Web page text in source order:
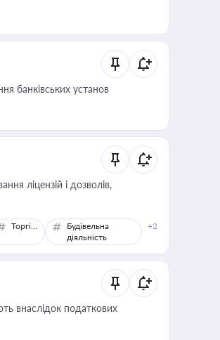
банківських установ
ліцензій і дозволів,
Торгівля
Будівельна
діяльність
+2
внаслідок податкових